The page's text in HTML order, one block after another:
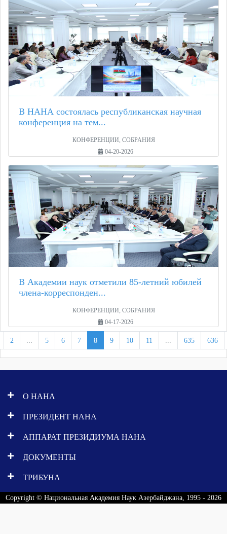
В НАНА состоялась республиканская научная
конференция на тем...
КОНФЕРЕНЦИИ, СОБРАНИЯ
04-20-2026
В Академии наук отметили 85-летний юбилей
члена-корреспонден...
КОНФЕРЕНЦИИ, СОБРАНИЯ
04-17-2026
2 ... 5 6 7 8 9 10 11 ... 635 636
О НАНА
ПРЕЗИДЕНТ НАНА
АППАРАТ ПРЕЗИДИУМА НАНА
ДОКУМЕНТЫ
ТРИБУНА
Copyright © Национальная Академия Наук Азербайджана, 1995 - 2026